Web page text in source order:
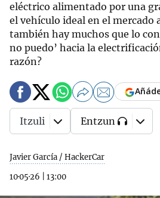
eléctrico alimentado por una
el vehículo ideal en el mercado
también hay muchos que lo
no puedo’ hacia la
razón?
Javier García / HackerCar
10·05·26
13:00
Itzuli Entzun